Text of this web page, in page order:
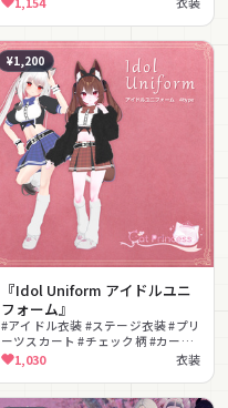
¥1,200
『Idol Uniform アイドルユニ
フォーム』
#アイドル衣装 #ステージ衣装 #プリ
ーツスカート #チェック柄 #カーデ
ィガン #制服 #ファー
1,030 衣装